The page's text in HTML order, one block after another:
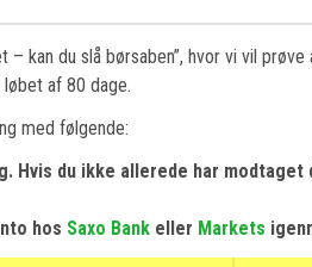
Sådan fungerer BULL & BEAR-
certifikater
– kan du slå børsaben”, hvor vi vil
af 80 dage.
med følgende:
Hvis du ikke allerede har modtaget
hos Saxo Bank eller Markets